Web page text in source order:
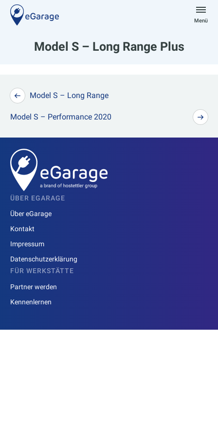
Zum
Inhalt
springen
Menü
Model S – Long Range Plus
Beitragsnavigation
Model S – Long Range
Model S – Performance 2020
ÜBER EGARAGE
Über eGarage
Kontakt
Impressum
Datenschutzerklärung
FÜR WERKSTÄTTE
Partner werden
Kennenlernen